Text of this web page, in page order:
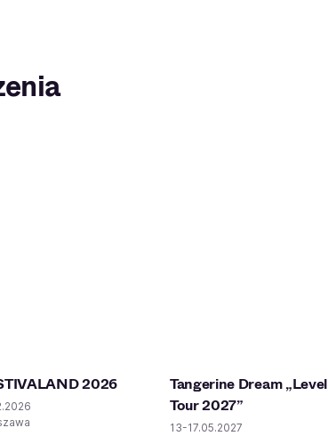
2026
Tangerine Dream „Level
Tour 2027”
13-17.05.2027